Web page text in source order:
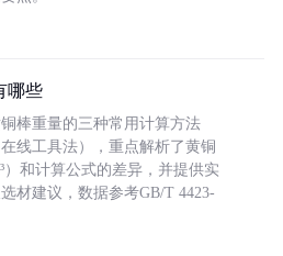
哪些
棒重量的三种常用计算方法
线工具法），重点解析了黄铜
）和计算公式的差异，并提供实
材建议，数据参考GB/T 4423-